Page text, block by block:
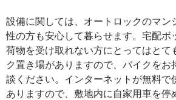
設備に関しては、オートロックのマン
性の方も安心して暮らせます。宅配ボ
荷物を受け取れない方にとってはとて
ク置き場がありますので、バイクをお
談ください。インターネットが無料で
ありますので、敷地内に自家用車を停